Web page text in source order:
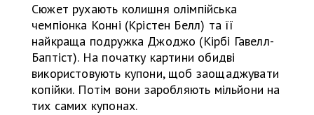
Сюжет рухають колишня олімпійська
чемпіонка Конні (Крістен Белл) та її
найкраща подружка Джоджо (Кірбі Гавелл-
Баптіст). На початку картини обидві
використовують купони, щоб заощаджувати
копійки. Потім вони заробляють мільйони на
тих самих купонах.